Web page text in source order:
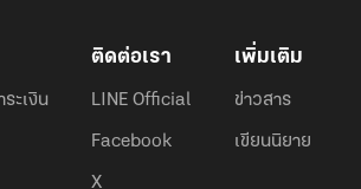
ะเงิน
ติดต่อเรา
LINE Official
Facebook
X
เพิ่มเติม
ข่าวสาร
เขียนนิยาย